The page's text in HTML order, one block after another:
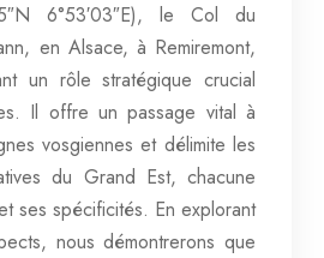
6°53′03″E), le Col du
en Alsace, à Remiremont,
un rôle stratégique crucial
Il offre un passage vital à
vosgiennes et délimite les
du Grand Est, chacune
ses spécificités. En explorant
nous démontrerons que